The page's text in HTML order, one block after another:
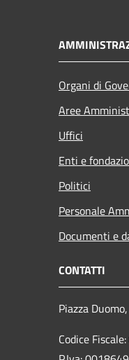
Organi di
Aree
Uffici
Enti e
Politici
Personale
Documenti e
CONTATTI
Piazza
Codice